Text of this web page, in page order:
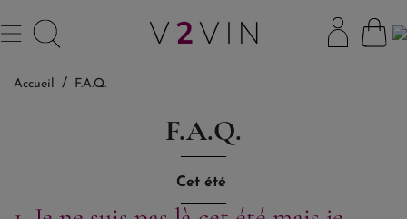
Accueil F.A.Q.
F.A.Q.
Cet été